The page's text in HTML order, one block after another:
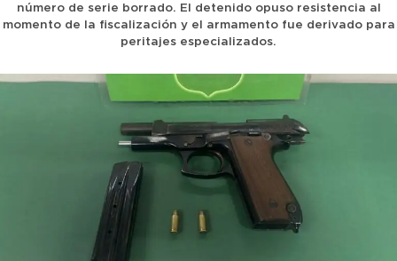
número de serie borrado. El detenido opuso resistencia al
momento de la fiscalización y el armamento fue derivado para
peritajes especializados.